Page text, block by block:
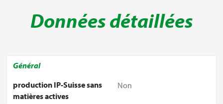
Données détaillées
Général
production IP-Suisse sans
matières actives
Non